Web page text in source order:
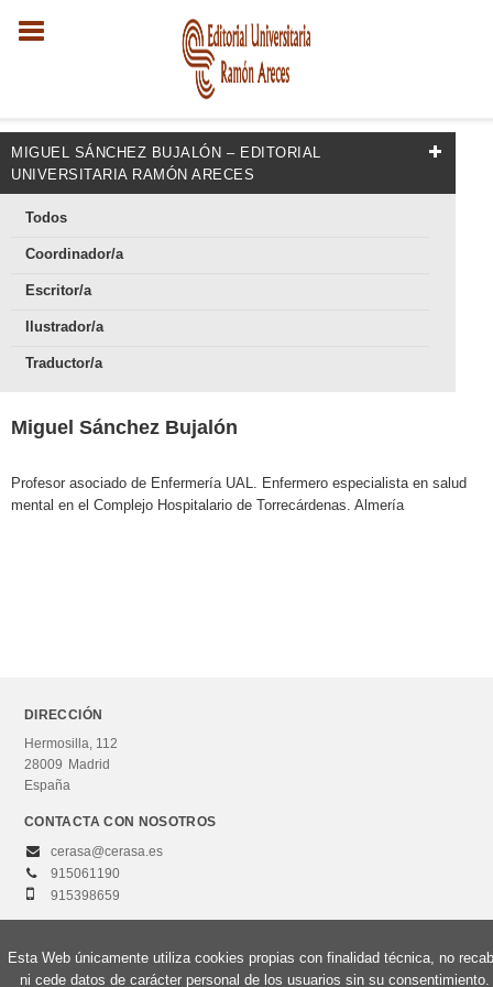
MIGUEL SÁNCHEZ BUJALÓN – EDITORIAL
UNIVERSITARIA RAMÓN ARECES
Todos
Coordinador/a
Escritor/a
Ilustrador/a
Traductor/a
Miguel Sánchez Bujalón
Profesor asociado de Enfermería UAL. Enfermero especialista en salud
mental en el Complejo Hospitalario de Torrecárdenas. Almería
DIRECCIÓN
Hermosilla, 112
28009 Madrid
España
CONTACTA CON NOSOTROS
cerasa@cerasa.es
915061190
915398659
Esta Web únicamente utiliza cookies propias con finalidad técnica, no
ni cede datos de carácter personal de los usuarios sin su consentimiento.